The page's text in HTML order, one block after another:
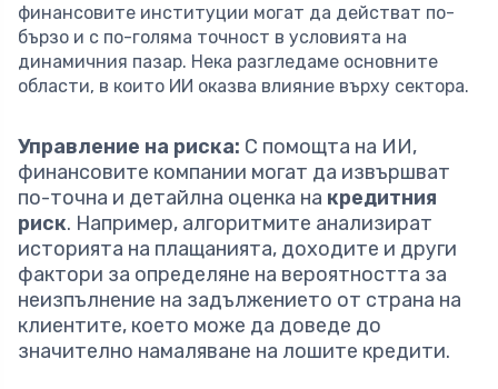
финансовите институции могат да действат по-
бързо и с по-голяма точност в условията на
динамичния пазар. Нека разгледаме основните
области, в които ИИ оказва влияние върху сектора.
Управление на риска: С помощта на ИИ,
финансовите компании могат да извършват
по-точна и детайлна оценка на кредитния
риск. Например, алгоритмите анализират
историята на плащанията, доходите и други
фактори за определяне на вероятността за
неизпълнение на задължението от страна на
клиентите, което може да доведе до
значително намаляване на лошите кредити.